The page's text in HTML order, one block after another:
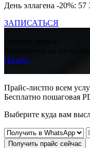
День эллагена -20%:
ЗАПИСАТЬСЯ
Запишитесь на
Начать
Прайс-листпо всем
Бесплатно пошаговая
Выберите куда вам
Получить прайс сейчас